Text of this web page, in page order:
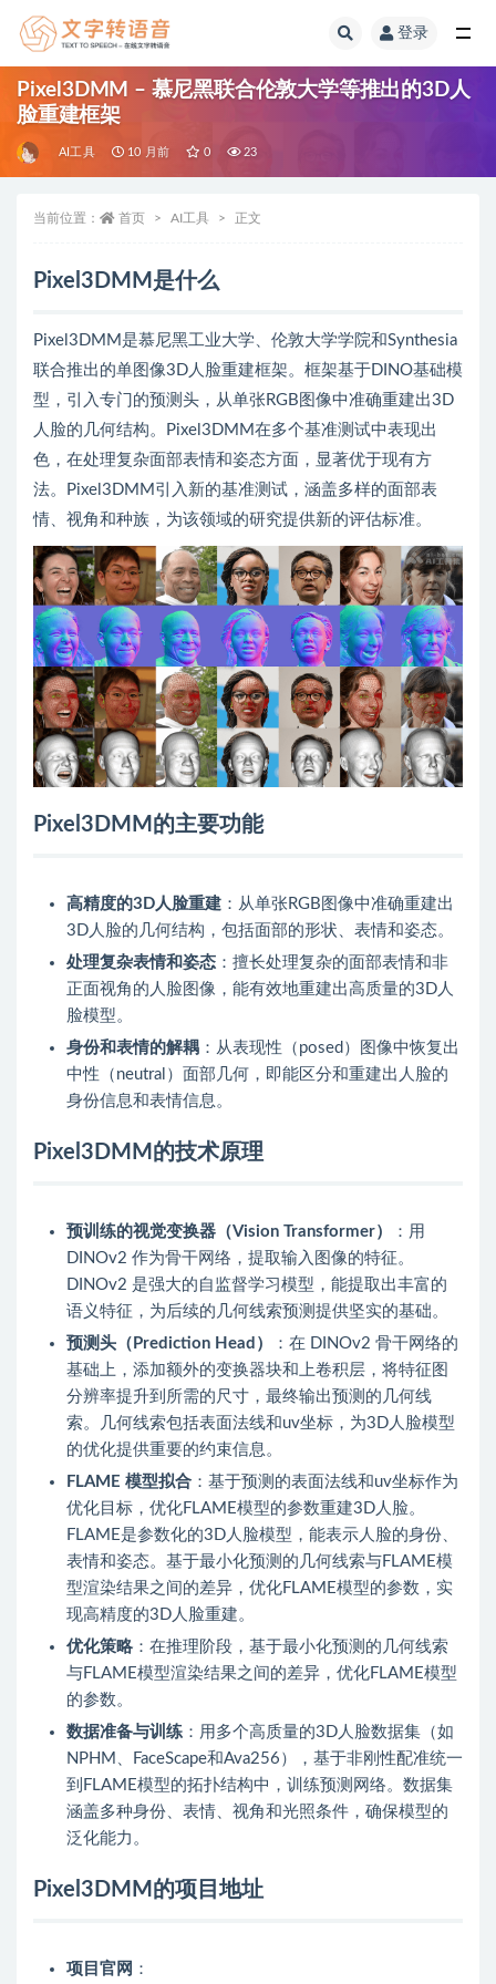
登录
Pixel3DMM – 慕尼黑联合伦敦大学等推出的3D人
脸重建框架
AI工具 10 月前 0 23
当前位置： 首页 AI工具 正文
Pixel3DMM是什么
Pixel3DMM是慕尼黑工业大学、伦敦大学学院和Synthesia
联合推出的单图像3D人脸重建框架。框架基于DINO基础模
型，引入专门的预测头，从单张RGB图像中准确重建出3D
人脸的几何结构。Pixel3DMM在多个基准测试中表现出
色，在处理复杂面部表情和姿态方面，显著优于现有方
法。Pixel3DMM引入新的基准测试，涵盖多样的面部表
情、视角和种族，为该领域的研究提供新的评估标准。
Pixel3DMM的主要功能
高精度的3D人脸重建 ：从单张RGB图像中准确重建出
3D人脸的几何结构，包括面部的形状、表情和姿态。
处理复杂表情和姿态 ：擅长处理复杂的面部表情和非
正面视角的人脸图像，能有效地重建出高质量的3D人
脸模型。
身份和表情的解耦 ：从表现性（posed）图像中恢复出
中性（neutral）面部几何，即能区分和重建出人脸的
身份信息和表情信息。
Pixel3DMM的技术原理
预训练的视觉变换器（Vision Transformer）
：用
DINOv2 作为骨干网络，提取输入图像的特征。
DINOv2 是强大的自监督学习模型，能提取出丰富的
语义特征，为后续的几何线索预测提供坚实的基础。
预测头（Prediction Head）
：在 DINOv2 骨干网络的
基础上，添加额外的变换器块和上卷积层，将特征图
分辨率提升到所需的尺寸，最终输出预测的几何线
索。几何线索包括表面法线和uv坐标，为3D人脸模型
的优化提供重要的约束信息。
FLAME 模型拟合 ：基于预测的表面法线和uv坐标作为
优化目标，优化FLAME模型的参数重建3D人脸。
FLAME是参数化的3D人脸模型，能表示人脸的身份、
表情和姿态。基于最小化预测的几何线索与FLAME模
型渲染结果之间的差异，优化FLAME模型的参数，实
现高精度的3D人脸重建。
优化策略 ：在推理阶段，基于最小化预测的几何线索
与FLAME模型渲染结果之间的差异，优化FLAME模型
的参数。
数据准备与训练 ：用多个高质量的3D人脸数据集（如
NPHM、FaceScape和Ava256），基于非刚性配准统一
到FLAME模型的拓扑结构中，训练预测网络。数据集
涵盖多种身份、表情、视角和光照条件，确保模型的
泛化能力。
Pixel3DMM的项目地址
项目官网 ：